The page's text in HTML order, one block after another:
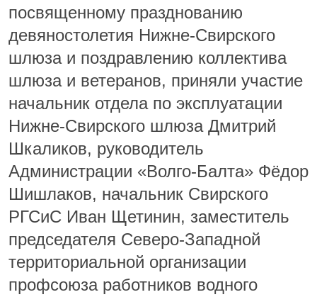
посвященному празднованию
девяностолетия Нижне-Свирского
шлюза и поздравлению коллектива
шлюза и ветеранов, приняли участие
начальник отдела по эксплуатации
Нижне-Свирского шлюза Дмитрий
Шкаликов, руководитель
Администрации «Волго-Балта» Фёдор
Шишлаков, начальник Свирского
РГСиС Иван Щетинин, заместитель
председателя Северо-Западной
территориальной организации
профсоюза работников водного